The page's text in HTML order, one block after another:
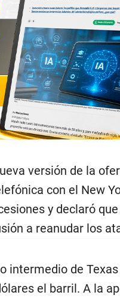
versión de la
con el New
y declaró que
a reanudar los
intermedio de
el barril. A la